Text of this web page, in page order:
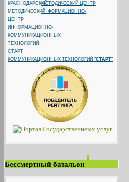
МЕТОДИЧЕСКИЙ ЦЕНТР
ИНФОРМАЦИОННО-
КОММУНИКАЦИОННЫХ ТЕХНОЛОГИЙ "СТАРТ"
Бессмертный батальон